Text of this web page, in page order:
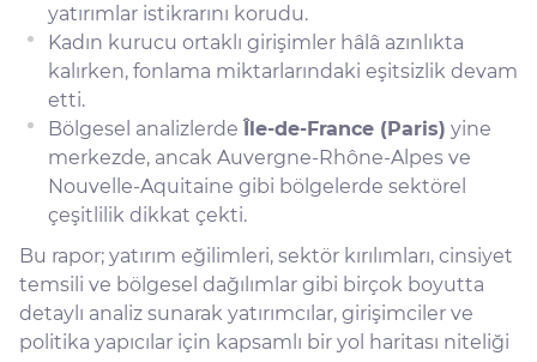
yatırımlar istikrarını korudu.
Kadın kurucu ortaklı girişimler hâlâ azınlıkta
kalırken, fonlama miktarlarındaki eşitsizlik devam
etti.
Bölgesel analizlerdeÎle-de-France (Paris) yine
merkezde, ancak Auvergne-Rhône-Alpes ve
Nouvelle-Aquitaine gibi bölgelerde sektörel
çeşitlilik dikkat çekti.
Bu rapor; yatırım eğilimleri, sektör kırılımları, cinsiyet
temsili ve bölgesel dağılımlar gibi birçok boyutta
detaylı analiz sunarak yatırımcılar, girişimciler ve
politika yapıcılar için kapsamlı bir yol haritası niteliği